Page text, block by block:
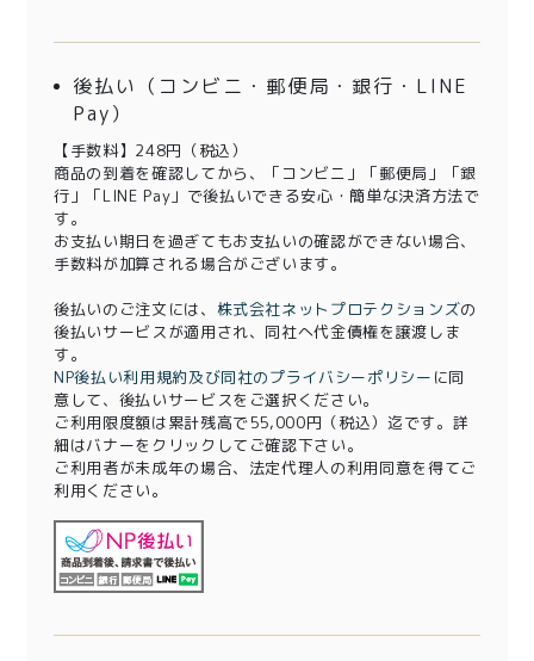
後払い（コンビニ・郵便局・銀行・LINE
Pay）
【手数料】248円（税込）
商品の到着を確認してから、「コンビニ」「郵便局」「銀
行」「LINE Pay」で後払いできる安心・簡単な決済方法で
す。
お支払い期日を過ぎてもお支払いの確認ができない場合、
手数料が加算される場合がございます。
後払いのご注文には、 株式会社ネットプロテクションズの
後払いサービスが適用され、同社へ代金債権を譲渡しま
す。
NP後払い利用規約及び同社のプライバシーポリシー に同
意して、後払いサービスをご選択ください。
ご利用限度額は累計残高で55,000円（税込）迄です。詳
細はバナーをクリックしてご確認下さい。
ご利用者が未成年の場合、法定代理人の利用同意を得てご
利用ください。